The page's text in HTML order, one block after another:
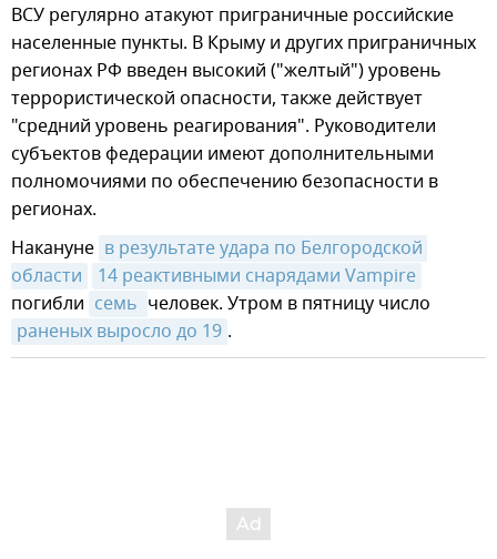
ВСУ регулярно атакуют приграничные российские
населенные пункты. В Крыму и других приграничных
регионах РФ введен высокий ("желтый") уровень
террористической опасности, также действует
"средний уровень реагирования". Руководители
субъектов федерации имеют дополнительными
полномочиями по обеспечению безопасности в
регионах.
Накануне в результате удара по Белгородской
области
14 реактивными снарядами Vampire
погибли семь человек. Утром в пятницу число
раненых выросло до 19 .